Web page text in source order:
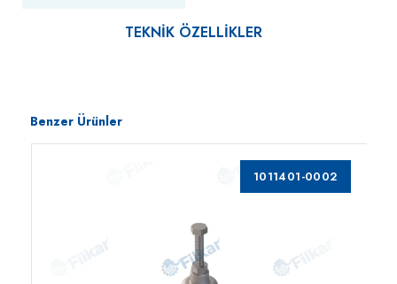
TEKNIK ÖZELLIKLER
Benzer Ürünler
1011401-0002